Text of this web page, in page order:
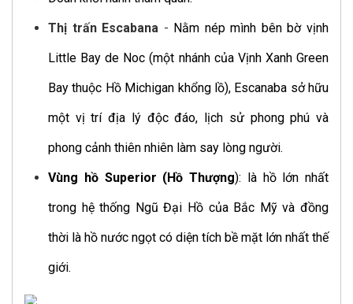
Thị trấn Escabana - Nằm nép mình bên bờ vịnh
Little Bay de Noc (một nhánh của Vịnh Xanh Green
Bay thuộc Hồ Michigan khổng lồ), Escanaba sở hữu
một vị trí địa lý độc đáo, lịch sử phong phú và
phong cảnh thiên nhiên làm say lòng người.
Vùng hồ Superior (Hồ Thượng): là hồ lớn nhất
trong hệ thống Ngũ Đại Hồ của Bắc Mỹ và đồng
thời là hồ nước ngọt có diện tích bề mặt lớn nhất thế
giới.